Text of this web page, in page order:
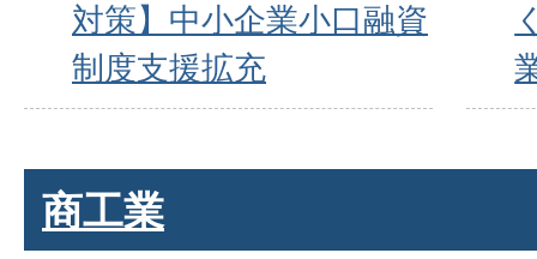
対策】中小企業小口融資
制度支援拡充
商工業